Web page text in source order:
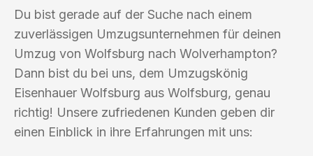
Du bist gerade auf der Suche nach einem
zuverlässigen Umzugsunternehmen für deinen
Umzug von Wolfsburg nach Wolverhampton?
Dann bist du bei uns, dem Umzugskönig
Eisenhauer Wolfsburg aus Wolfsburg, genau
richtig! Unsere zufriedenen Kunden geben dir
einen Einblick in ihre Erfahrungen mit uns: